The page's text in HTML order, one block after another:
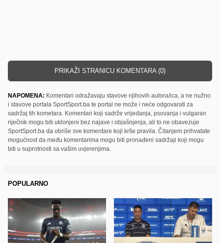
PRIKAŽI STRANICU KOMENTARA (0)
NAPOMENA: Komentari odražavaju stavove njihovih autora/ica, a ne nužno
i stavove portala SportSport.ba te portal ne može i neće odgovarati za
sadržaj tih kometara. Komentari koji sadrže vrijeđanja, psovanja i vulgaran
riječnik mogu biti uklonjeni bez najave i objašnjenja, ali to ne obavezuje
SportSport.ba da obriše sve komentare koji krše pravila. Čitanjem prihvatate
mogućnost da među komentarima mogu biti pronađeni sadržaji koji mogu
biti u suprotnosti sa vašim uvjerenjima.
POPULARNO